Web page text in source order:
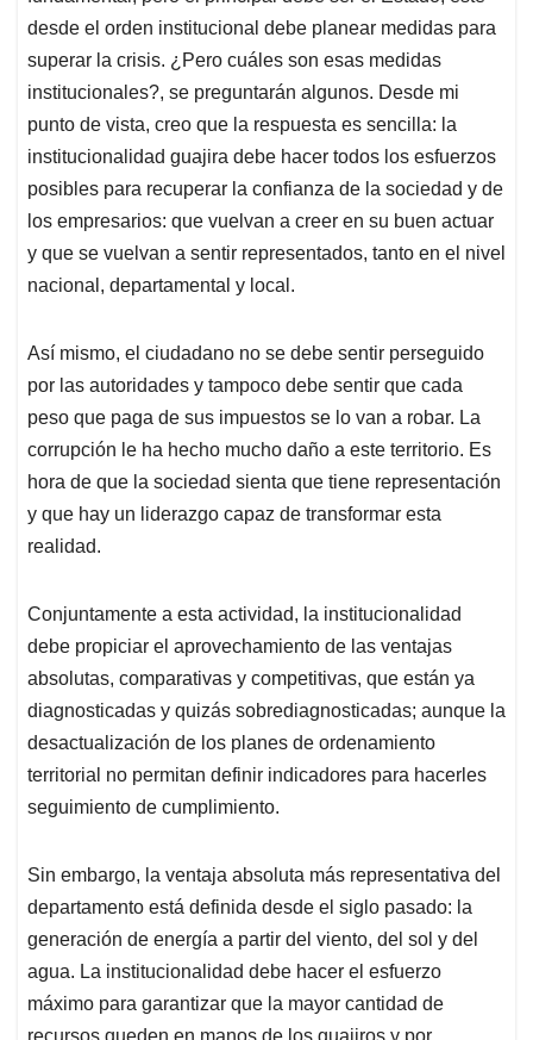
desde el orden institucional debe planear medidas para
superar la crisis. ¿Pero cuáles son esas medidas
institucionales?, se preguntarán algunos. Desde mi
punto de vista, creo que la respuesta es sencilla: la
institucionalidad guajira debe hacer todos los esfuerzos
posibles para recuperar la confianza de la sociedad y de
los empresarios: que vuelvan a creer en su buen actuar
y que se vuelvan a sentir representados, tanto en el nivel
nacional, departamental y local.
Así mismo, el ciudadano no se debe sentir perseguido
por las autoridades y tampoco debe sentir que cada
peso que paga de sus impuestos se lo van a robar. La
corrupción le ha hecho mucho daño a este territorio. Es
hora de que la sociedad sienta que tiene representación
y que hay un liderazgo capaz de transformar esta
realidad.
Conjuntamente a esta actividad, la institucionalidad
debe propiciar el aprovechamiento de las ventajas
absolutas, comparativas y competitivas, que están ya
diagnosticadas y quizás sobrediagnosticadas; aunque la
desactualización de los planes de ordenamiento
territorial no permitan definir indicadores para hacerles
seguimiento de cumplimiento.
Sin embargo, la ventaja absoluta más representativa del
departamento está definida desde el siglo pasado: la
generación de energía a partir del viento, del sol y del
agua. La institucionalidad debe hacer el esfuerzo
máximo para garantizar que la mayor cantidad de
recursos queden en manos de los guajiros y por